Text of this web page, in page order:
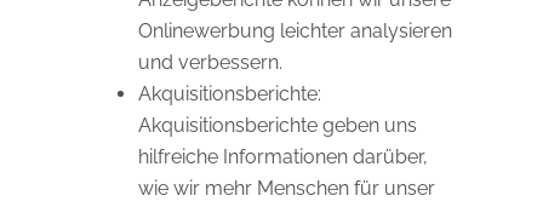
Onlinewerbung leichter analysieren
und verbessern.
Akquisitionsberichte:
Akquisitionsberichte geben uns
hilfreiche Informationen darüber,
wie wir mehr Menschen für unser